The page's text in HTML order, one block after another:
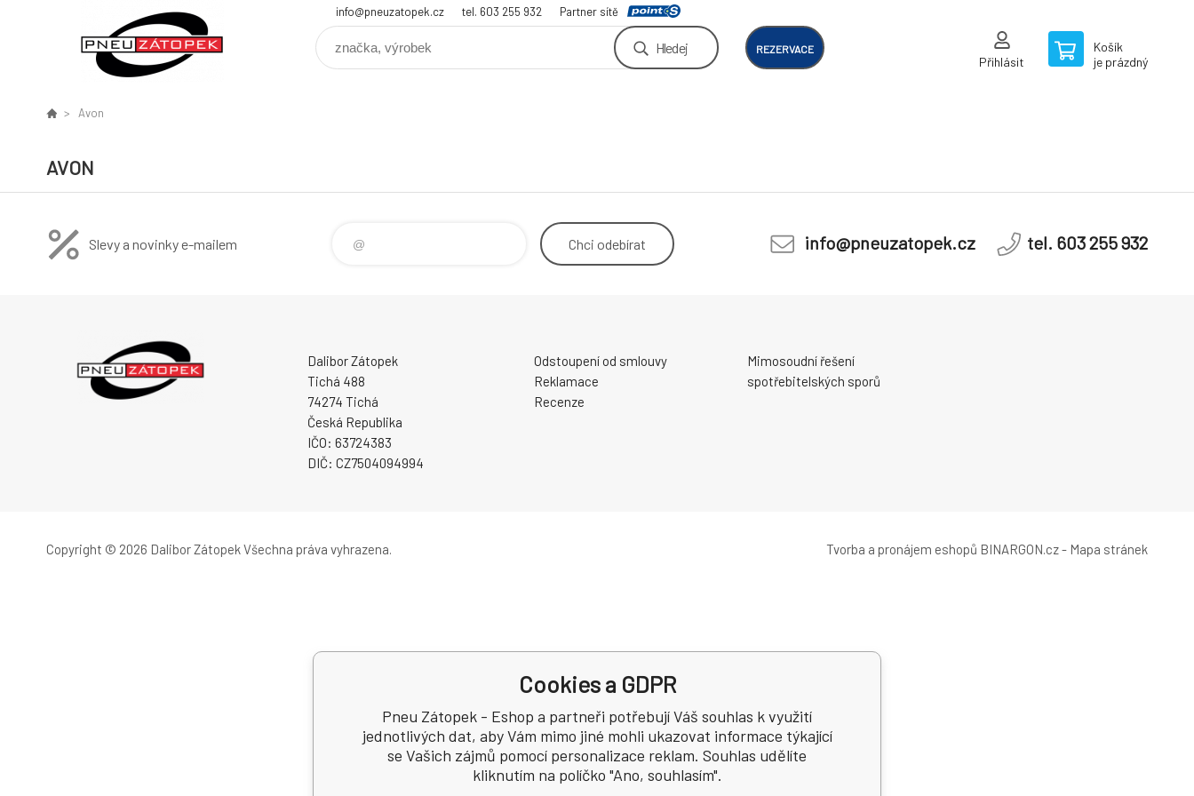
info@pneuzatopek.cz tel. 603 255 932 Partner sítě
Hledej REZERVACE
Přihlásit
Košík
je prázdný
Avon
AVON
Slevy a novinky e-mailem Chci odebírat info@pneuzatopek.cz tel. 603 255 932
Dalibor Zátopek
Tichá 488
74274 Tichá
Česká Republika
IČO: 63724383
DIČ: CZ7504094994
Odstoupení od smlouvy
Reklamace
Recenze
Mimosoudní řešení
spotřebitelských sporů
Copyright © 2026 Dalibor ZátopekVšechna práva vyhrazena. Tvorba a pronájem eshopů BINARGON.cz- Mapa stránek
Cookies a GDPR
Pneu Zátopek - Eshop a partneři potřebují Váš souhlas k využití
jednotlivých dat, aby Vám mimo jiné mohli ukazovat informace týkající
se Vašich zájmů pomocí personalizace reklam. Souhlas udělíte
kliknutím na políčko "Ano, souhlasím".